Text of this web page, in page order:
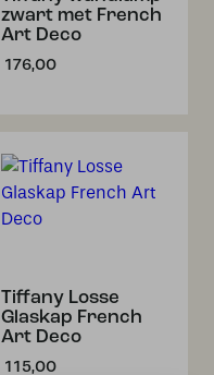
zwart met French
Art Deco
176,00
Tiffany Losse
Glaskap French
Art Deco
115,00